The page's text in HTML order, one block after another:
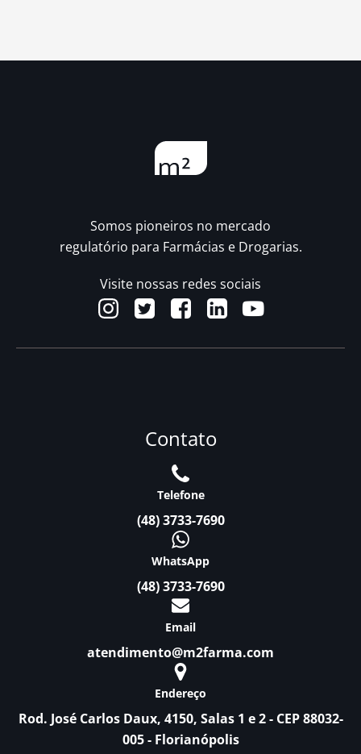
Somos pioneiros no mercado
regulatório para Farmácias e Drogarias.
Visite nossas redes sociais
Contato
Telefone
(48) 3733-7690
WhatsApp
(48) 3733-7690
Email
atendimento@m2farma.com
Endereço
Rod. José Carlos Daux, 4150, Salas 1 e 2 - CEP 88032-
005 - Florianópolis